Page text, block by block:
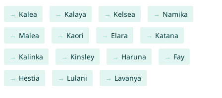
Kalea Kalaya Kelsea Namika
Malea Kaori Elara Katana
Kalinka Kinsley Haruna Fay
Hestia Lulani Lavanya